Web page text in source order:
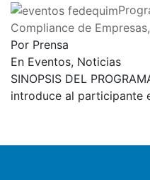
Compliance de
Por Prensa
En Eventos, Noticias
SINOPSIS DEL
introduce al participante